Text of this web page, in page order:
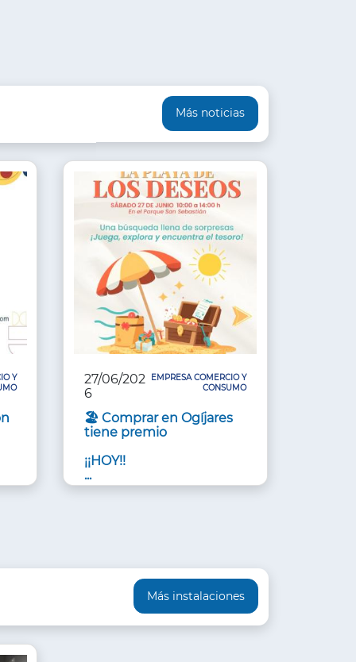
Más noticias
Y
27/06/202
6
EMPRESA COMERCIO Y
CONSUMO
🏖️ Comprar en Ogíjares
tiene premio
¡¡HOY!!
...
Más instalaciones